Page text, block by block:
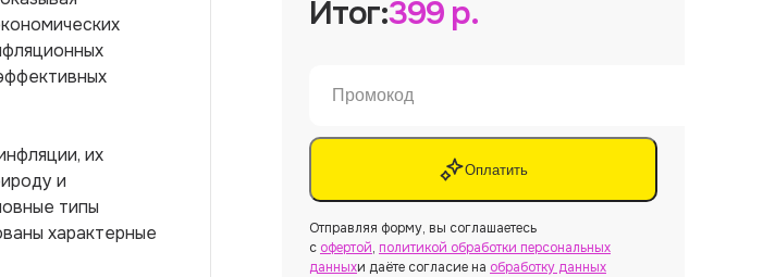
их
и
типы
характерные
Итог:399р.
Оплатить
Отправляя форму, вы соглашаетесь
с офертой, политикой обработки персональных
данныхи даёте согласие на обработку данных